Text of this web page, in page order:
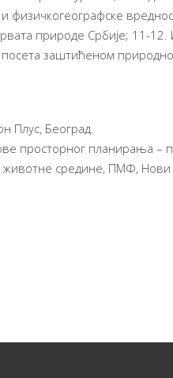
физичкогеографске
природе Србије; 11-12.
заштићеном
Плус, Београд.
просторног планирања –
животне средине, ПМФ, Нови